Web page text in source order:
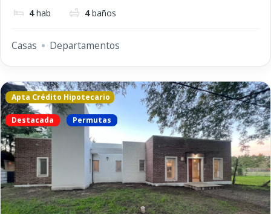
4 hab 4 baños
Casas Departamentos
Apta Crédito Hipotecario
Destacada Permutas